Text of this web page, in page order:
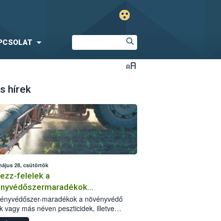
hírek
28, csütörtök
felelek a
kockázatáról
maradékok a növényvédő
vagy más néven peszticidek, illetve
kis mennyiségei, melyek a